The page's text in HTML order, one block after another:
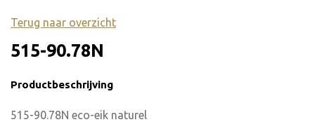
Terug naar overzicht
515-90.78N
Productbeschrijving
515-90.78N eco-eik naturel